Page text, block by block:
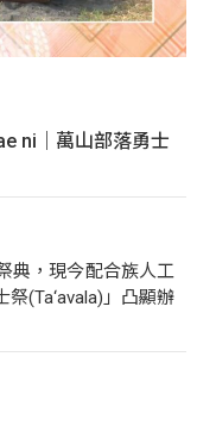
ni｜萬山部落勇士
典，現今配合族人工
(Ta‘avala)」凸顯辦